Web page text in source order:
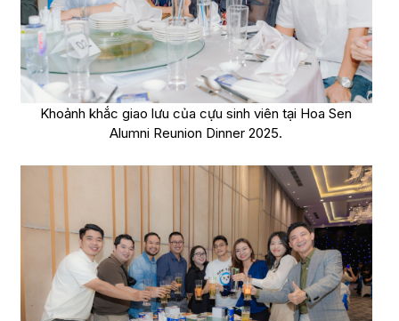
Khoảnh khắc giao lưu của cựu sinh viên tại Hoa Sen
Alumni Reunion Dinner 2025.